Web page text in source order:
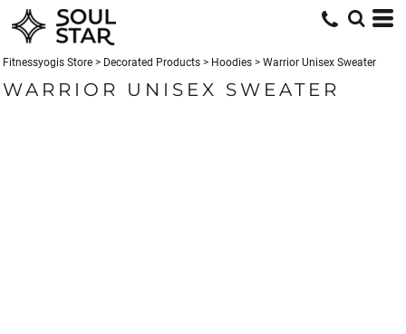
Fitnessyogis Store > Decorated Products > Hoodies > Warrior Unisex Sweater
WARRIOR UNISEX SWEATER